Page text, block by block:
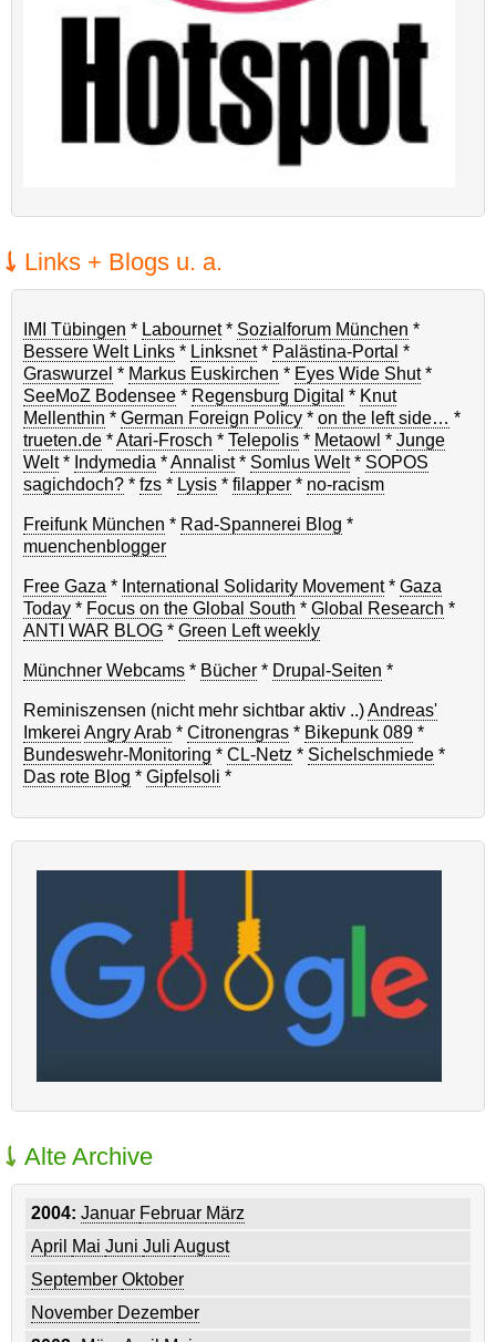
Links + Blogs u. a.
IMI Tübingen * Labournet* Sozialforum München *
Bessere Welt Links * Linksnet* Palästina-Portal *
Graswurzel * Markus Euskirchen * Eyes Wide Shut*
SeeMoZ Bodensee * Regensburg Digital * Knut
Mellenthin * German Foreign Policy * on the left side… *
trueten.de *Atari-Frosch * Telepolis * Metaowl * Junge
Welt* Indymedia *Annalist* Somlus Welt* SOPOS
sagichdoch? * fzs * Lysis * filapper * no-racism
Freifunk München * Rad-Spannerei Blog *
muenchenblogger
Free Gaza * International Solidarity Movement* Gaza
Today * Focus on the Global South * Global Research *
ANTI WAR BLOG * Green Left weekly
Münchner Webcams * Bücher * Drupal-Seiten *
Reminiszensen (nicht mehr sichtbar aktiv ..)Andreas'
Imkerei Angry Arab * Citronengras * Bikepunk 089 *
Bundeswehr-Monitoring * CL-Netz * Sichelschmiede *
Das rote Blog * Gipfelsoli *
Alte Archive
2004: Januar Februar März
April
Mai Juni Juli August
September Oktober
November Dezember